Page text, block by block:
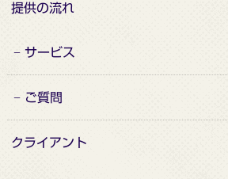
提供の流れ
サービス
ご質問
クライアント